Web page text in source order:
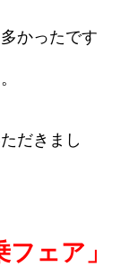
かったです
だきまし
ェア」